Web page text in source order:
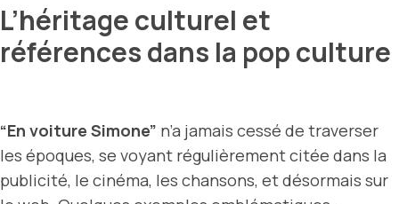
L’héritage culturel et
références dans la pop culture
“En voiture Simone” n’a jamais cessé de traverser
les époques, se voyant régulièrement citée dans la
publicité, le cinéma, les chansons, et désormais sur